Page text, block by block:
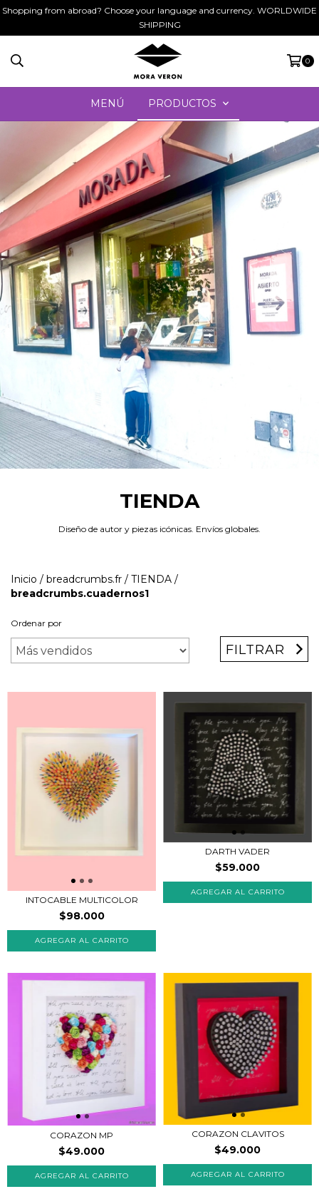
Shopping from abroad? Choose your language and currency. WORLDWIDE
SHIPPING
0
MENÚ PRODUCTOS
TIENDA
Diseño de autor y piezas icónicas. Envíos globales.
Inicio / breadcrumbs.fr / TIENDA /
breadcrumbs.cuadernos1
Ordenar por
FILTRAR
INTOCABLE MULTICOLOR
$98.000
AGREGAR AL CARRITO
DARTH VADER
$59.000
CORAZON MP
$49.000
AGREGAR AL CARRITO
CORAZON CLAVITOS
$49.000
AGREGAR AL CARRITO